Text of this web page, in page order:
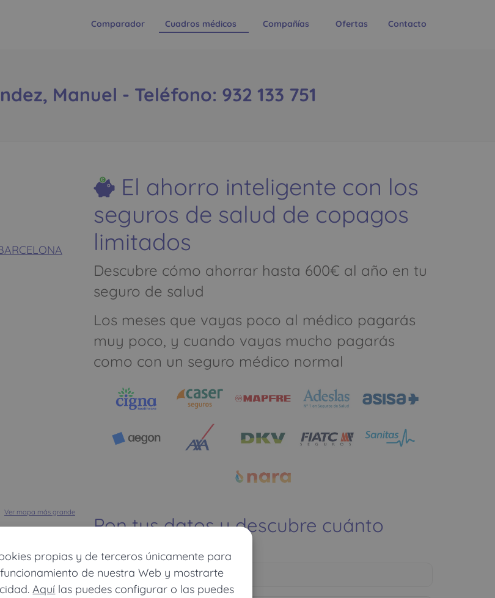
propias y de terceros únicamente para
de nuestra Web y mostrarte
Aquí las puedes configurar o las puedes
Comparador Cuadros médicos Compañías Ofertas Contacto
Manuel - Teléfono: 932 133 751
Ver mapa más grande
El ahorro inteligente con los
seguros de salud de copagos
limitados
Descubre cómo ahorrar hasta 600€ al año en tu
seguro de salud
Los meses que vayas poco al médico pagarás
muy poco, y cuando vayas mucho pagarás
como con un seguro médico normal
Pon tus datos y descubre cuánto
dinero ahorrarías